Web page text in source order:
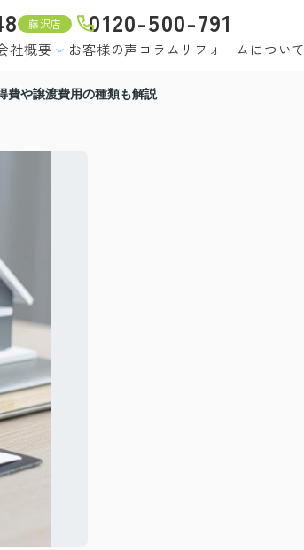
藤沢店 0120-500-791
社概要 お客様の声コラム リフォームについて
費や譲渡費用の種類も解説